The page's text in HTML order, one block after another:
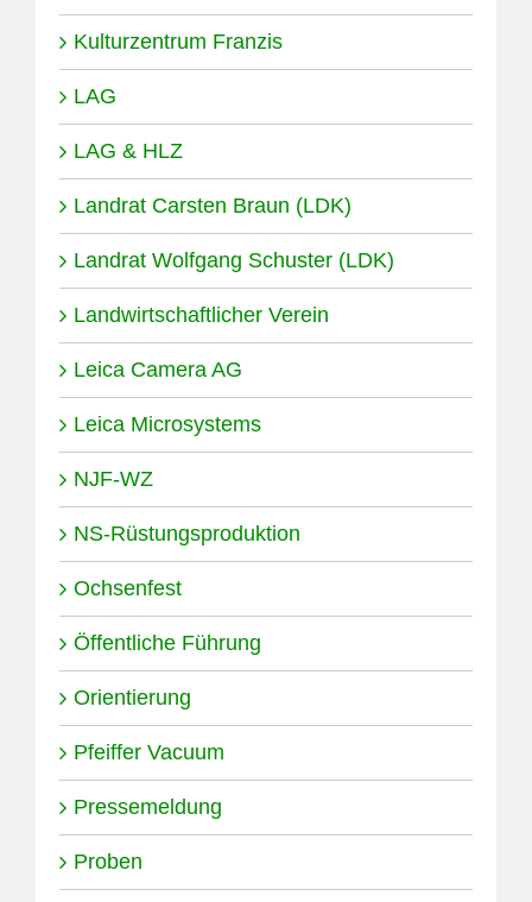
Kulturzentrum Franzis
LAG
LAG & HLZ
Landrat Carsten Braun (LDK)
Landrat Wolfgang Schuster (LDK)
Landwirtschaftlicher Verein
Leica Camera AG
Leica Microsystems
NJF-WZ
NS-Rüstungsproduktion
Ochsenfest
Öffentliche Führung
Orientierung
Pfeiffer Vacuum
Pressemeldung
Proben